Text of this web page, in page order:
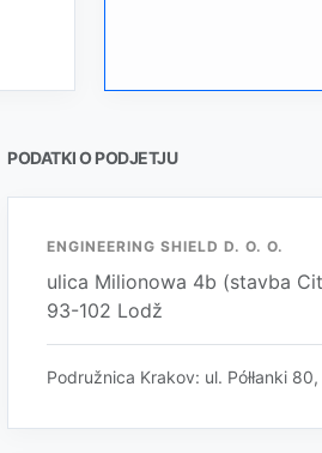
PODATKI O PODJETJU
ENGINEERING SHIELD D. O. O.
ulica Milionowa 4b (stavba
93-102 Lodž
Podružnica Krakov: ul. Półłanki